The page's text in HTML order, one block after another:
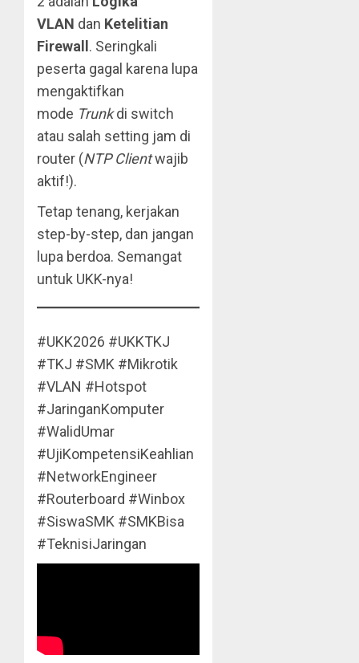
VLAN dan Ketelitian
Firewall. Seringkali
peserta gagal karena lupa
mengaktifkan
mode Trunkdi switch
atau salah setting jam di
router (NTP Clientwajib
aktif!).
Tetap tenang, kerjakan
step-by-step, dan jangan
lupa berdoa. Semangat
untuk UKK-nya!
#UKK2026 #UKKTKJ
#TKJ #SMK #Mikrotik
#VLAN #Hotspot
#JaringanKomputer
#WalidUmar
#UjiKompetensiKeahlian
#NetworkEngineer
#Routerboard #Winbox
#SiswaSMK #SMKBisa
#TeknisiJaringan